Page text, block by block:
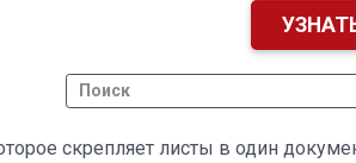
скрепляет листы в один